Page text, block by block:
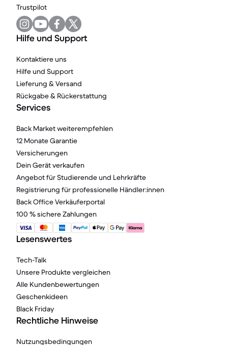
Trustpilot
Hilfe und Support
Kontaktiere uns
Hilfe und Support
Lieferung & Versand
Rückgabe & Rückerstattung
Services
Back Market weiterempfehlen
12 Monate Garantie
Versicherungen
Dein Gerät verkaufen
Angebot für Studierende und Lehrkräfte
Registrierung für professionelle Händler:innen
Back Office Verkäuferportal
100 % sichere Zahlungen
Lesenswertes
Tech-Talk
Unsere Produkte vergleichen
Alle Kundenbewertungen
Geschenkideen
Black Friday
Rechtliche Hinweise
Nutzungsbedingungen